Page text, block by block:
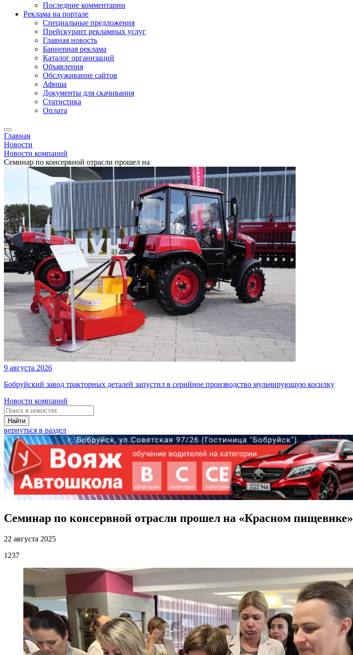
Последние комментарии
Реклама на портале
Специальные предложения
Прейскурант рекламных услуг
Главная новость
Баннерная реклама
Каталог организаций
Объявления
Обслуживание сайтов
Афиша
Документы для скачивания
Статистика
Оплата
Главная
Новости
Новости компаний
Семинар по консервной отрасли прошел на
9 августа 2026
Бобруйский завод тракторных деталей запустил в серийное производство мульчирующую косилку
Новости компаний
Найти
вернуться в раздел
Семинар по консервной отрасли прошел на «Красном пищевике»
22 августа 2025
1237